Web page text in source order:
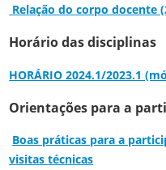
Relação do corpo docente
Horário das disciplinas
HORÁRIO 2024.1/2023.1
Orientações para a
Boas práticas para a
visitas técnicas